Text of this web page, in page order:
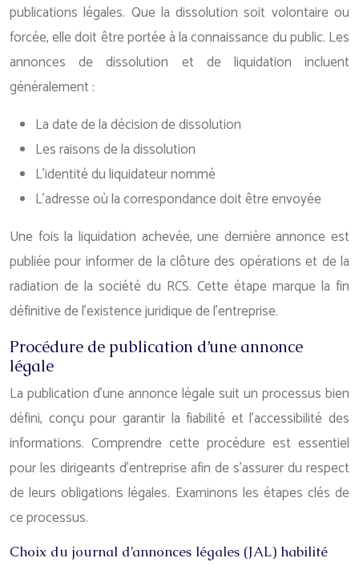
publications légales. Que la dissolution soit volontaire ou
forcée, elle doit être portée à la connaissance du public. Les
annonces de dissolution et de liquidation incluent
généralement :
La date de la décision de dissolution
Les raisons de la dissolution
L’identité du liquidateur nommé
L’adresse où la correspondance doit être envoyée
Une fois la liquidation achevée, une dernière annonce est
publiée pour informer de la clôture des opérations et de la
radiation de la société du RCS. Cette étape marque la fin
définitive de l’existence juridique de l’entreprise.
Procédure de publication d’une annonce
légale
La publication d’une annonce légale suit un processus bien
défini, conçu pour garantir la fiabilité et l’accessibilité des
informations. Comprendre cette procédure est essentiel
pour les dirigeants d’entreprise afin de s’assurer du respect
de leurs obligations légales. Examinons les étapes clés de
ce processus.
Choix du journal d’annonces légales (JAL) habilité